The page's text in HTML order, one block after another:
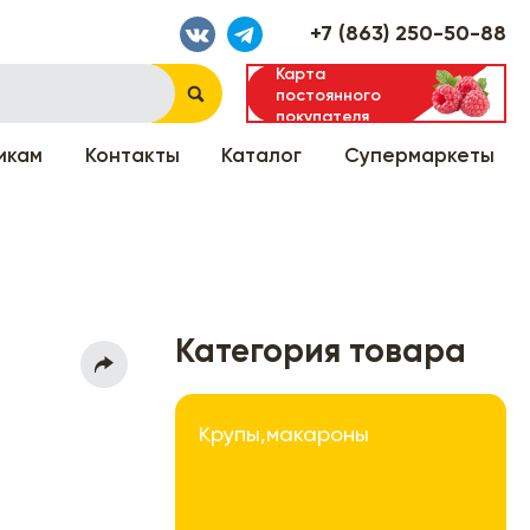
+7 (863) 250-50-88
Карта
постоянного
покупателя
Контакты Каталог Супермаркеты
Категория товара
Крупы,макароны